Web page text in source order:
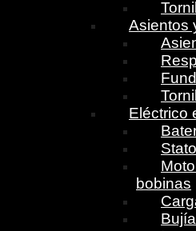
Asientos
Eléctrico
bobinas